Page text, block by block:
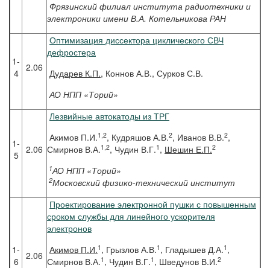
Фрязинский филиал института радиотехники и
электроники имени В.А. Котельникова РАН
1-
4
2.06
Оптимизация диссектора циклического СВЧ
дефростера
Дударев К.П., Коннов А.В., Сурков С.В.
АО НПП «Торий»
1-
5
2.06
Лезвийные автокатоды из ТРГ
Акимов П.И.1,2, Кудряшов А.В.2, Иванов В.В.2,
Смирнов В.А.1,2, Чудин В.Г.1 , Шешин Е.П.2
1АО НПП «Торий»
2Московский физико-технический институт
1-
6
2.06
Проектирование электронной пушки с повышенным
сроком службы для линейного ускорителя
электронов
Акимов П.И.1 , Грызлов А.В.1 , Гладышев Д.А.1 ,
Смирнов В.А.1 , Чудин В.Г.1 , Шведунов В.И.2